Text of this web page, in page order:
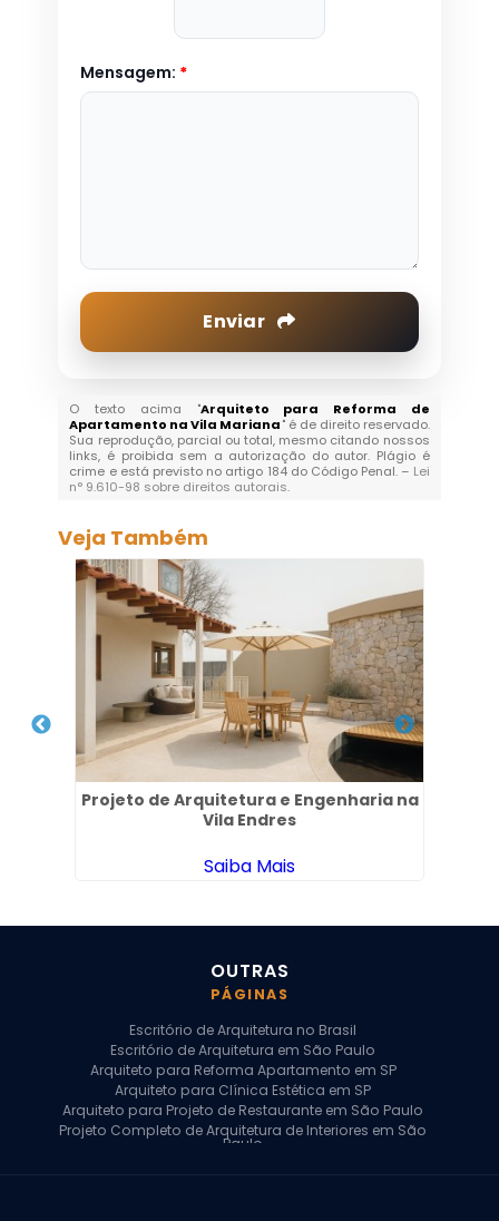
Mensagem: *
Enviar
O texto acima "Arquiteto para Reforma de
Apartamento na Vila Mariana" é de direito reservado.
Sua reprodução, parcial ou total, mesmo citando nossos
links, é proibida sem a autorização do autor. Plágio é
crime e está previsto no artigo 184 do Código Penal. – Lei
n° 9.610-98 sobre direitos autorais.
Veja Também
Projeto de Arquitetura e Engenharia na
Vila Endres
Saiba Mais
OUTRAS
PÁGINAS
Escritório de Arquitetura no Brasil
Escritório de Arquitetura em São Paulo
Arquiteto para Reforma Apartamento em SP
Arquiteto para Clínica Estética em SP
Arquiteto para Projeto de Restaurante em São Paulo
Projeto Completo de Arquitetura de Interiores em São
Paulo